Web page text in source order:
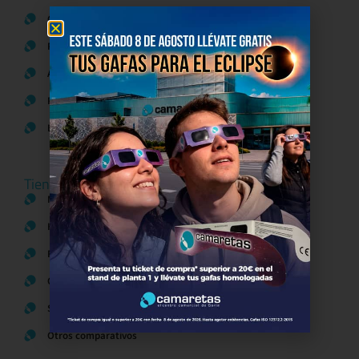
Contacto
Política de Privacidad
Aviso Legal
Política de Cookies
Bases legales Concursos y Promociones
Tiendas
Moda
Hogar y Alimentación
Regalos y Complementos
Ocio y Restauración
Servicios
Otros comparativos